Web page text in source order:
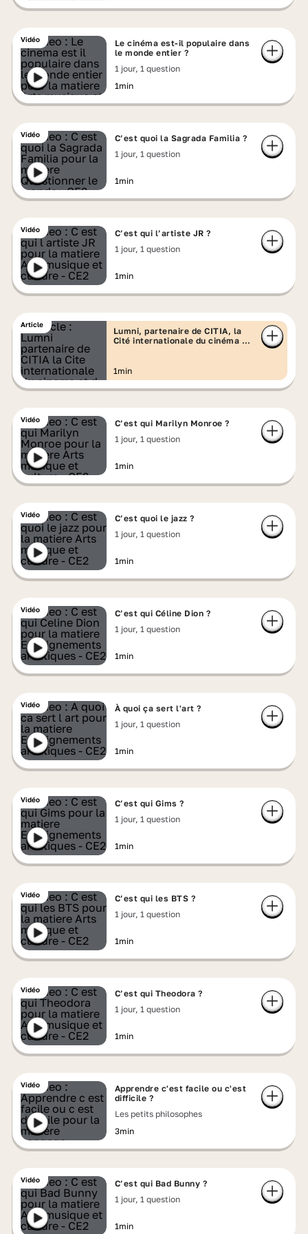
Vidéo
Le cinéma est-il populaire dans
le monde entier ?
1 jour, 1 question
1min
Vidéo
C’est quoi la Sagrada Familia ?
1 jour, 1 question
1min
Vidéo
C’est qui l’artiste JR ?
1 jour, 1 question
1min
Article
Lumni, partenaire de CITIA, la
Cité internationale du cinéma et
1min
Vidéo
C’est qui Marilyn Monroe ?
1 jour, 1 question
1min
Vidéo
C’est quoi le jazz ?
1 jour, 1 question
1min
Vidéo
C’est qui Céline Dion ?
1 jour, 1 question
1min
Vidéo
À quoi ça sert l'art ?
1 jour, 1 question
1min
Vidéo
C’est qui Gims ?
1 jour, 1 question
1min
Vidéo
C’est qui les BTS ?
1 jour, 1 question
1min
Vidéo
C’est qui Theodora ?
1 jour, 1 question
1min
Vidéo
Apprendre c'est facile ou c'est
difficile ?
Les petits philosophes
3min
Vidéo
C’est qui Bad Bunny ?
1 jour, 1 question
1min